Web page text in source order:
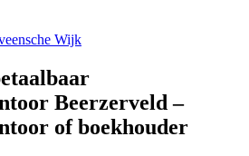
Wijk
Beerzerveld –
of boekhouder